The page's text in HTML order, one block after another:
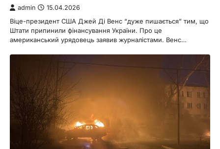
admin 15.04.2026
Віце-президент США Джей Ді Венс “дуже пишається” тим, що
Штати припинили фінансування України. Про це
американський урядовець заявив журналістами. Венс…